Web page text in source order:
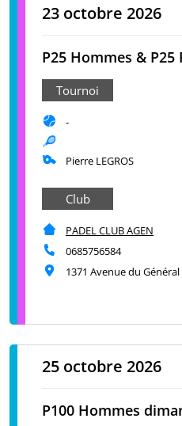
23 octobre 2026
P25 Hommes &
Tournoi
-
Pierre LEGROS
Club
PADEL CLUB AGEN
0685756584
1371 Avenue du Général
25 octobre 2026
P100 Hommes